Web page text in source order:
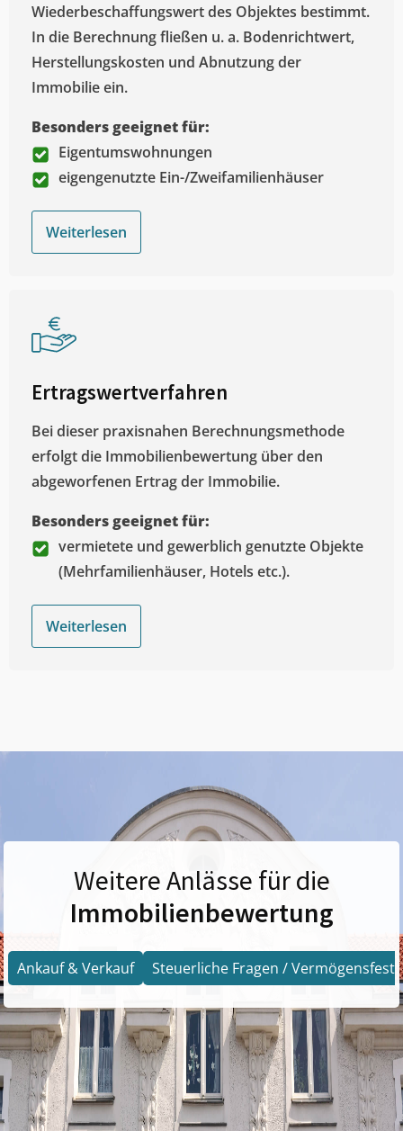
Wiederbeschaffungswert des Objektes bestimmt.
In die Berechnung fließen u. a. Bodenrichtwert,
Herstellungskosten und Abnutzung der
Immobilie ein.
Besonders geeignet für:
Eigentumswohnungen
eigengenutzte Ein-/Zweifamilienhäuser
Weiterlesen
Ertragswertverfahren
Bei dieser praxisnahen Berechnungsmethode
erfolgt die Immobilienbewertung über den
abgeworfenen Ertrag der Immobilie.
Besonders geeignet für:
vermietete und gewerblich genutzte Objekte
(Mehrfamilienhäuser, Hotels etc.).
Weiterlesen
Weitere Anlässe für die
Immobilienbewertung
Ankauf & Verkauf Steuerliche Fragen /